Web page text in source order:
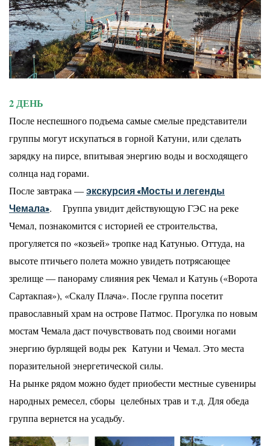
2 ДЕНЬ
После неспешного подъема самые смелые представители
группы могут искупаться в горной Катуни, или сделать
зарядку на пирсе, впитывая энергию воды и восходящего
солнца над горами.
После завтрака —экскурсия «Мосты и легенды
Чемала». Группа увидит действующую ГЭС на реке
Чемал, познакомится с историей ее строительства,
прогуляется по «козьей» тропке над Катунью. Оттуда, на
высоте птичьего полета можно увидеть потрясающее
зрелище — панораму слияния рек Чемал и Катунь («Ворота
Сартакпая»), «Скалу Плача». После группа посетит
православный храм на острове Патмос. Прогулка по новым
мостам Чемала даст почувствовать под своими ногами
энергию бурлящей воды рек Катуни и Чемал. Это места
поразительной энергетической силы.
На рынке рядом можно будет приобести местные сувениры
народных ремесел, сборы целебных трав и т.д. Для обеда
группа вернется на усадьбу.